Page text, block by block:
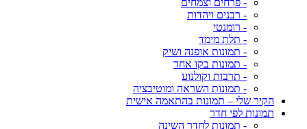
- פרחים וצמחים
- רבנים ויהדות
- רומנטי
- תלת מימד
- תמונות אופנה ושיק
- תמונות בקו אחד
- תרבות וקולנוע
- תמונות השראה ומוטיבציה
הקיר שלי – תמונות בהתאמה אישית
תמונות לפי חדר
- תמונות לחדר השינה